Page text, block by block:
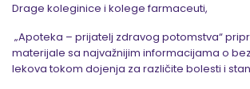
Drage koleginice i kolege farmaceuti,
„Apoteka – prijatelj zdravog potomstva“
materijale sa najvažnijim informacijama o
lekova tokom dojenja za različite bolesti i